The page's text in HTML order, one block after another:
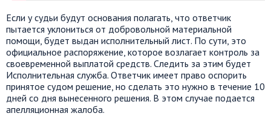
Если у судьи будут основания полагать, что ответчик
пытается уклониться от добровольной материальной
помощи, будет выдан исполнительный лист. По сути, это
официальное распоряжение, которое возлагает контроль за
своевременной выплатой средств. Следить за этим будет
Исполнительная служба. Ответчик имеет право оспорить
принятое судом решение, но сделать это нужно в течение 10
дней со дня вынесенного решения. В этом случае подается
апелляционная жалоба.